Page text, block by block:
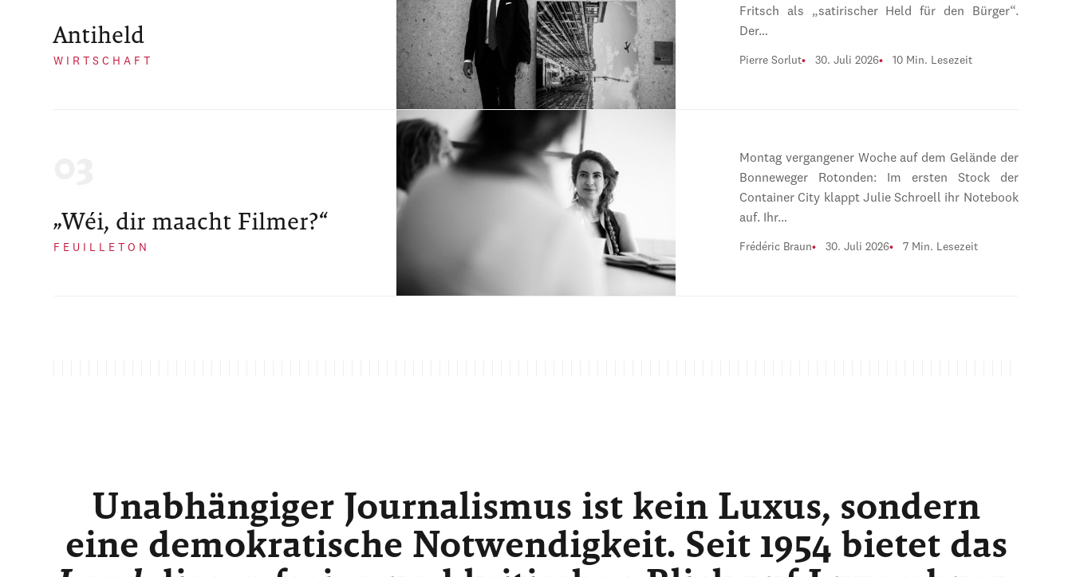
Antiheld
WIRTSCHAFT
Fritsch als „satirischer Held für den Bürger“.
Der…
Pierre Sorlut 30. Juli 2026 10 Min. Lesezeit
„Wéi, dir maacht Filmer?“
FEUILLETON
Montag vergangener Woche auf dem Gelände der
Bonneweger Rotonden: Im ersten Stock der
Container City klappt Julie Schroell ihr Notebook
auf. Ihr…
Frédéric Braun 30. Juli 2026 7 Min. Lesezeit
Unabhängiger Journalismus ist kein Luxus, sondern
eine demokratische Notwendigkeit. Seit 1954 bietet das